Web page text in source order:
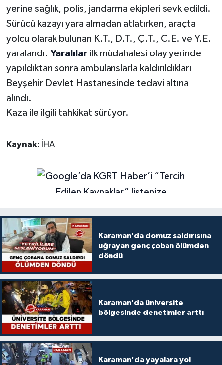
yerine sağlık, polis, jandarma ekipleri sevk edildi.
Sürücü kazayı yara almadan atlatırken, araçta
yolcu olarak bulunan K.T., D.T., Ç.T., C.E. ve Y.E.
yaralandı. Yaralılar ilk müdahalesi olay yerinde
yapıldıktan sonra ambulanslarla kaldırıldıkları
Beyşehir Devlet Hastanesinde tedavi altına
alındı.
Kaza ile ilgili tahkikat sürüyor.
Kaynak: İHA
Karaman’da domuz saldırısına
uğrayan genç çoban ölümden
döndü
Karaman’da üniversite
bölgesinde denetimler arttı
Karaman'da yayalara yol